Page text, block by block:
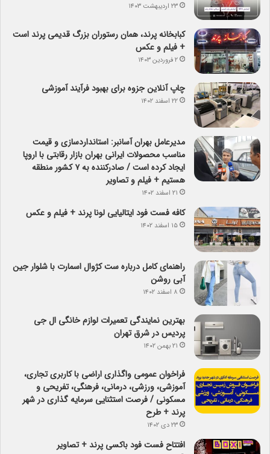
۲۳ اردیبهشت ۱۴۰۳
کبابخانه پرند، همان رستوران بزرگ قدیمی پرند است
+ فیلم و عکس
۲ فروردین ۱۴۰۳
چاپ آنلاین جزوه برای بهبود فرآیند آموزشی
۲۲ اسفند ۱۴۰۲
مدیرعامل بهران آسانبر: استانداردسازی و قیمت
مناسب محصولات ایرانی بهران بازار رقابتی با اروپا
ایجاد کرده است / صادرکننده به ۷ کشور منطقه
هستیم + فیلم و تصاویر
۲۱ اسفند ۱۴۰۲
کافه فست فود ایتالیایی لونا پرند + فیلم و عکس
۱۵ اسفند ۱۴۰۲
راهنمای کامل درباره ست کژوال اسمارت با شلوار جین
آبی روشن
۸ اسفند ۱۴۰۲
بهترین نمایندگی تعمیرات لوازم خانگی ال جی
پردیس در شرق تهران
۲۱ بهمن ۱۴۰۲
فراخوان عمومی واگذاری اراضی با کاربری تجاری،
آموزشی، ورزشی، درمانی، فرهنگی، تفریحی و
مسکونی / فرصت استثنایی سرمایه گذاری در شهر
پرند + طرح
۲۳ دی ۱۴۰۲
افتتاح فست فود باکسی پرند + تصاویر